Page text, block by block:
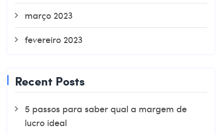
março 2023
fevereiro 2023
Recent Posts
5 passos para saber qual a margem de
lucro ideal